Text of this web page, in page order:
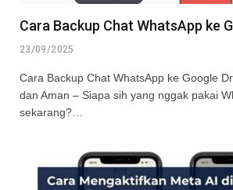
Cara Backup Chat WhatsApp ke
23/09/2025
Cara Backup Chat WhatsApp ke Google
dan Aman – Siapa sih yang nggak pakai
sekarang?…